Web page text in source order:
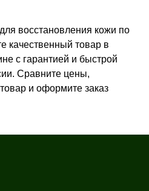
восстановления кожи по
качественный товар в
с гарантией и быстрой
Сравните цены,
и оформите заказ